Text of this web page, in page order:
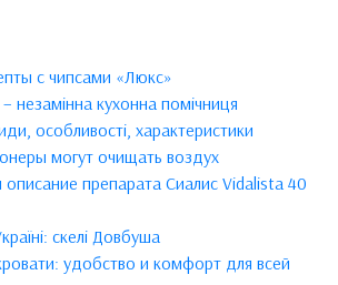
с чипсами «Люкс»
незамінна кухонна помічниця
особливості, характеристики
могут очищать воздух
описание препарата Сиалис Vidalista 40
скелі Довбуша
удобство и комфорт для всей